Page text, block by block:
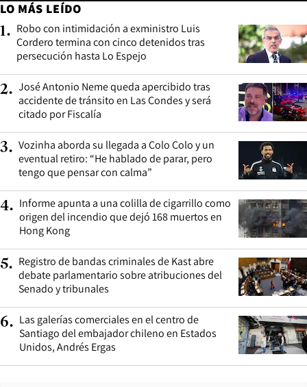
LO MÁS LEÍDO
1. Robo con intimidación a exministro Luis
Cordero termina con cinco detenidos tras
persecución hasta Lo Espejo
2. José Antonio Neme queda apercibido tras
accidente de tránsito en Las Condes y será
citado por Fiscalía
3. Vozinha aborda su llegada a Colo Colo y un
eventual retiro: “He hablado de parar, pero
tengo que pensar con calma”
4. Informe apunta a una colilla de cigarrillo como
origen del incendio que dejó 168 muertos en
Hong Kong
5. Registro de bandas criminales de Kast abre
debate parlamentario sobre atribuciones del
Senado y tribunales
6. Las galerías comerciales en el centro de
Santiago del embajador chileno en Estados
Unidos, Andrés Ergas